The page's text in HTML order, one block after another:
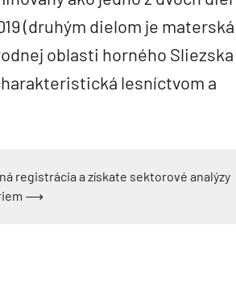
(druhým dielom je materská
oblasti horného Sliezska
lesníctvom a
registrácia a získate sektorové analýzy
⟶